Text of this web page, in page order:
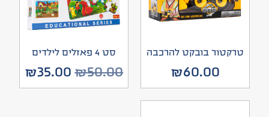
טרקטור בובקט להרכבה
₪60.00
סט 4 פאזלים לילדים
₪50.00
₪35.00